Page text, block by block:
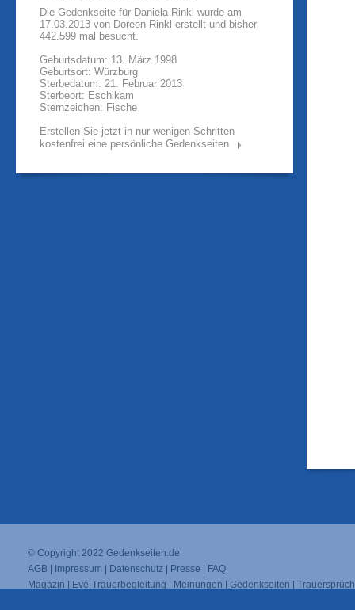
Die Gedenkseite für Daniela Rinkl wurde am
17.03.2013 von Doreen Rinkl erstellt und bisher
442.599 mal besucht.
Geburtsdatum: 13. März 1998
Geburtsort: Würzburg
Sterbedatum: 21. Februar 2013
Sterbeort: Eschlkam
Sternzeichen: Fische
Erstellen Sie jetzt in nur wenigen Schritten
kostenfrei eine persönliche Gedenkseiten
© Copyright 2022 Gedenkseiten.de
AGB
Impressum Datenschutz Presse
FAQ
Magazin
Eve-Trauerbegleitung Meinungen Gedenkseiten